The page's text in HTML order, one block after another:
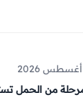
من الحمل